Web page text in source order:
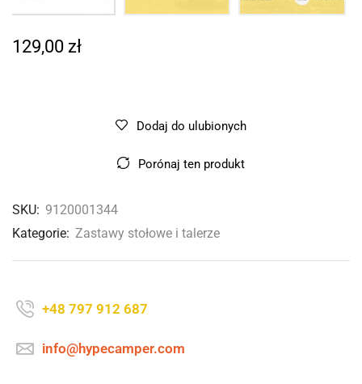
129,00 zł
Dodaj do ulubionych
Porónaj ten produkt
SKU: 9120001344
Kategorie: Zastawy stołowe i talerze
+48 797 912 687
info@hypecamper.com